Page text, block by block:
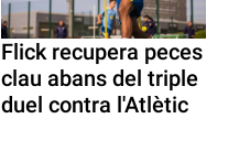
Flick recupera peces
clau abans del triple
duel contra l'Atlètic